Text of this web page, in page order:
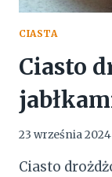
CIASTA
Ciasto
23 września 2024
Ciasto